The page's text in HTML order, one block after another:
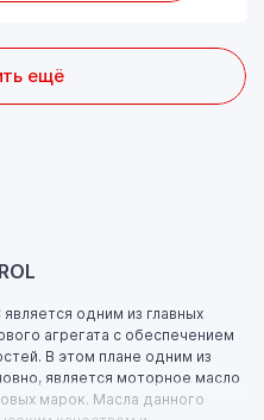
ещё
одним из главных
агрегата с обеспечением
В этом плане одним из
является моторное масло
марок. Масла данного